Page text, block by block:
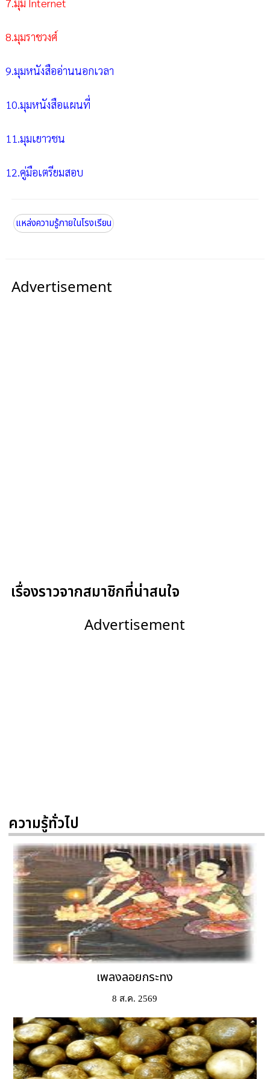
7.มุม Internet
8.มุมราชวงศ์
9.มุมหนังสืออ่านนอกเวลา
10.มุมหนังสือแผนที่
11.มุมเยาวชน
12.คู่มือเตรียมสอบ
แหล่งความรู้ภายในโรงเรียน
Advertisement
เรื่องราวจากสมาชิกที่น่าสนใจ
Advertisement
ความรู้ทั่วไป
เพลงลอยกระทง
8 ส.ค. 2569